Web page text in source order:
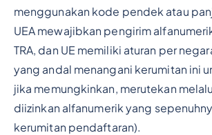
menggunakan kode pendek atau
UEA mewajibkan pengirim
TRA, dan UE memiliki aturan per
yang andal menangani kerumitan ini
jika memungkinkan, merutekan
diizinkan alfanumerik yang
kerumitan pendaftaran).